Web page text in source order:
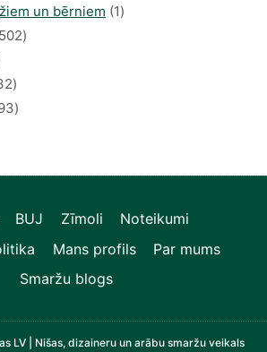
un bērniem 11
502502
232
produkts
293
BUJ Zīmoli
Noteikumi
Mans profils
Par mums
Smaržu blogs
LV | Nišas, dizaineru un arābu smaržu veikals